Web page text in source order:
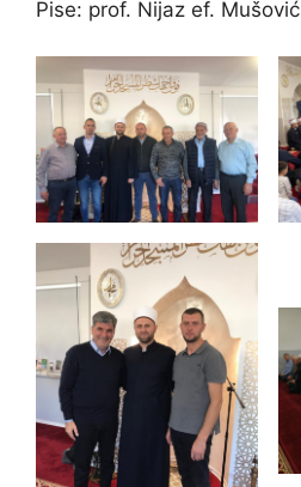
Pise: prof. Nijaz ef. Mušović